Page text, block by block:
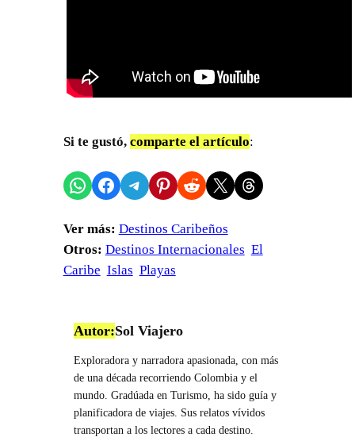
Si te gustó, comparte el artículo:
Compartir en WhatsApp
Compartir en Facebook
Compartir en Telegram
Compartir en Pinterest
Compartir en Reddit
Compartir en X Share on Threads
Ver más: Destinos Caribeños
Otros: Destinos Internacionales El
Caribe Islas Playas
Autor:Sol Viajero
Exploradora y narradora apasionada, con más
de una década recorriendo Colombia y el
mundo. Gradúada en Turismo, ha sido guía y
planificadora de viajes. Sus relatos vívidos
transportan a los lectores a cada destino.